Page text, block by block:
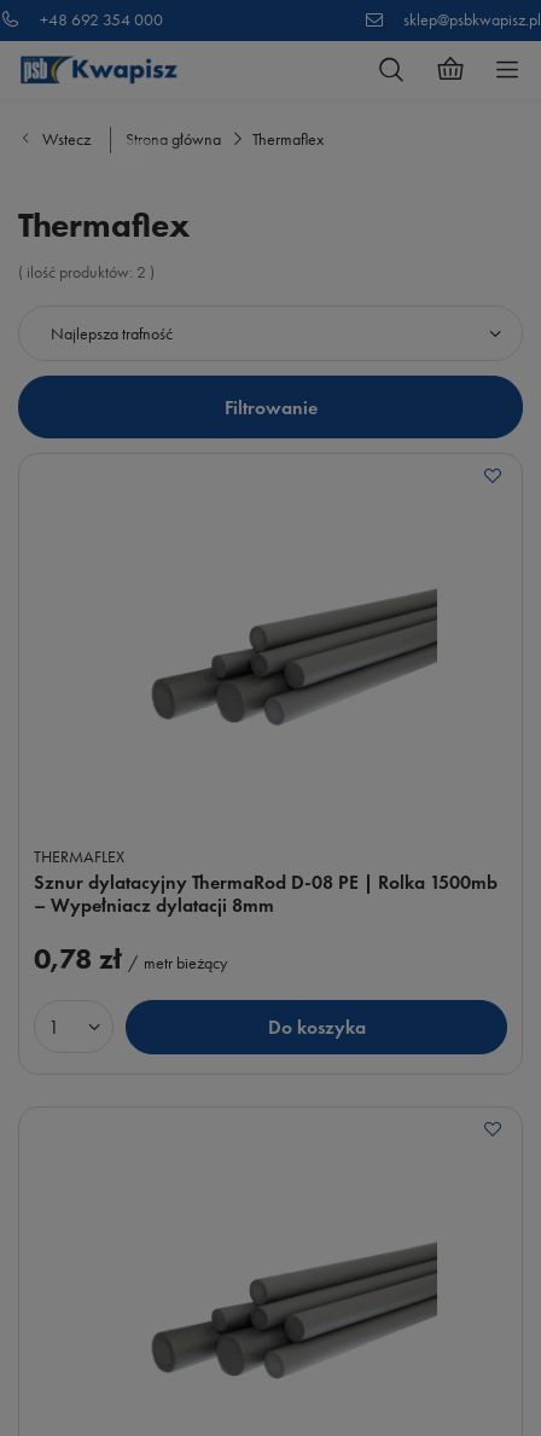
+48 692 354 000 sklep@psbkwapisz.pl
Wstecz Strona główna Thermaflex
Thermaflex
( ilość produktów: 2 )
Zmień sortowanie
Najlepsza trafność
Filtrowanie
THERMAFLEX
Sznur dylatacyjny ThermaRod D-08 PE | Rolka 1500mb
– Wypełniacz dylatacji 8mm
0,78 zł / metr bieżący
Ilość produktów Do koszyka